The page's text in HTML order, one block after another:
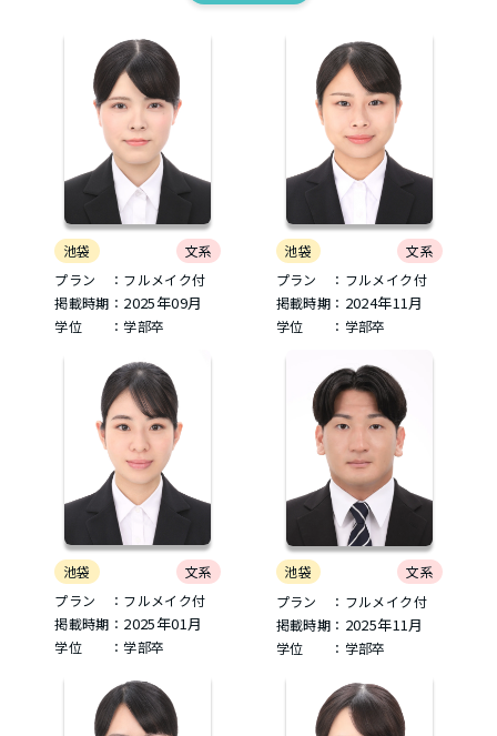
池袋
文系
プラン ：フルメイク付
掲載時期： 2025年09月
学位 ：学部卒
池袋
文系
プラン ：フルメイク付
掲載時期： 2024年11月
学位 ：学部卒
池袋
文系
プラン ：フルメイク付
掲載時期： 2025年01月
学位 ：学部卒
池袋
文系
プラン ：フルメイク付
掲載時期： 2025年11月
学位 ：学部卒